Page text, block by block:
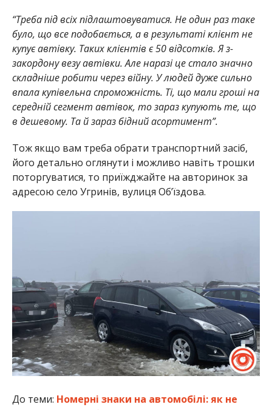
“Треба під всіх підлаштовуватися. Не один раз таке
було, що все подобається, а в результаті клієнт не
купує автівку. Таких клієнтів є 50 відсотків. Я з-
закордону везу автівки. Але наразі це стало значно
складніше робити через війну. У людей дуже сильно
впала купівельна спроможність. Ті, що мали гроші на
середній сегмент автівок, то зараз купують те, що
в дешевому. Та й зараз бідний асортимент”.
Тож якщо вам треба обрати транспортний засіб,
його детально оглянути і можливо навіть трошки
поторгуватися, то приїжджайте на авторинок за
адресою село Угринів, вулиця Об’їздова.
До теми: Номерні знаки на автомобілі: як не